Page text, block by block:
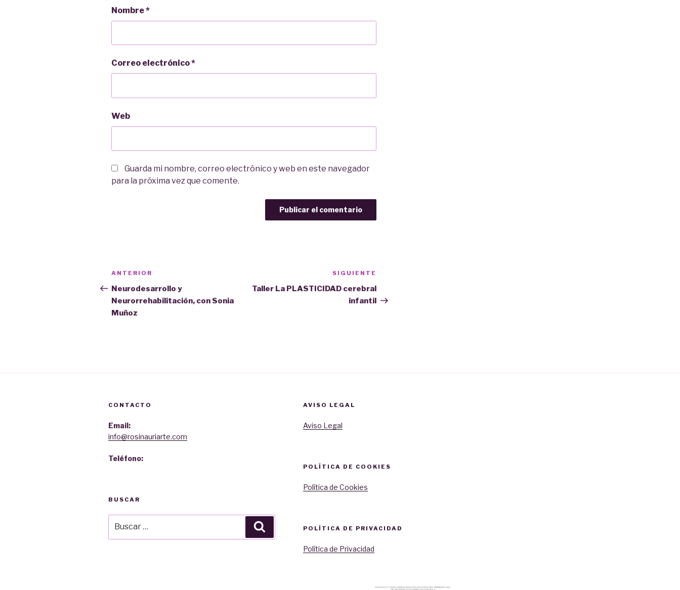
Nombre*
Correo electrónico*
Web
Guarda mi nombre, correo electrónico y web en este navegador
para la próxima vez que comente.
Navegación
de
entradas
Entrada
anterior:
ANTERIOR
Neurodesarrollo y
Neurorrehabilitación, con Sonia
Muñoz
entrada
SIGUIENTE
Taller La PLASTICIDAD cerebral
infantil
CONTACTO
Email:
info@rosinauriarte.com
Teléfono:
BUSCAR
por:
AVISO LEGAL
Aviso Legal
POLÍTICA DE COOKIES
Política de Cookies
POLÍTICA DE PRIVACIDAD
Política de Privacidad